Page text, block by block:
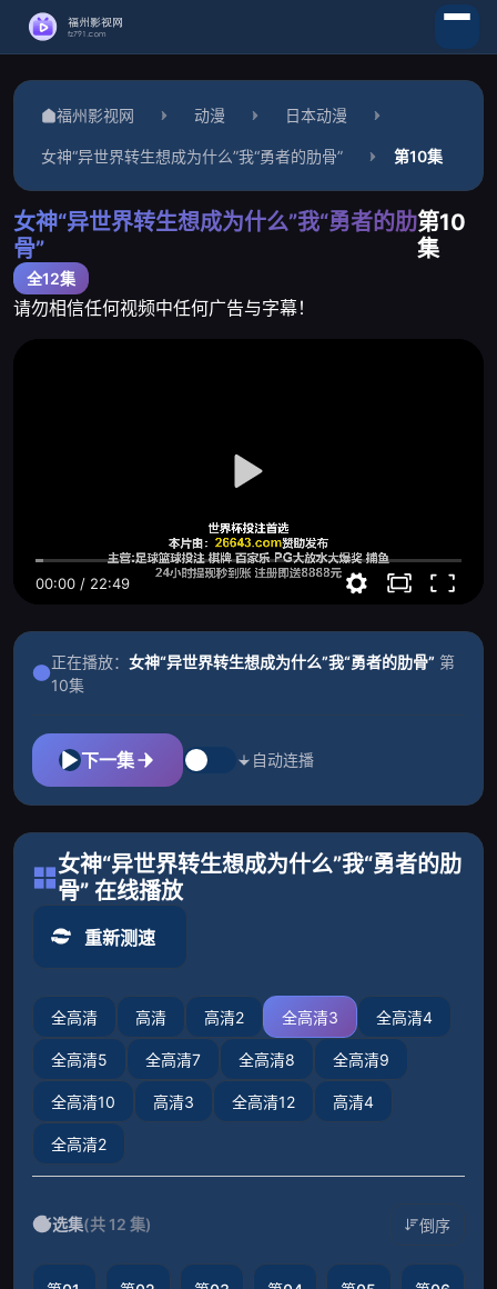
福州影视网 动漫 日本动漫
女神“异世界转生想成为什么”我“勇者的肋骨” 第10集
女神“异世界转生想成为什么”我“勇者的肋
骨”
第10
集
全12集
请勿相信任何视频中任何广告与字幕！
00:00 / 22:49
正在播放： 女神“异世界转生想成为什么”我“勇者的肋骨” 第
10集
下一集 自动连播
女神“异世界转生想成为什么”我“勇者的肋
骨” 在线播放
重新测速
全高清 高清 高清2 全高清3 全高清4
全高清5 全高清7 全高清8 全高清9
全高清10 高清3 全高清12 高清4
全高清2
选集(共 12 集) 倒序